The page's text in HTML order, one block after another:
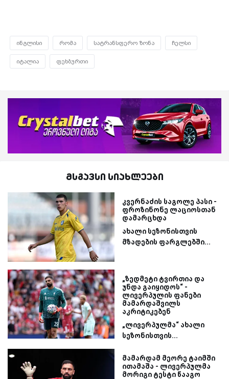
ინგლისი რომა სატრანსფერო ზონა ჩელსი
იტალია ფეხბურთი
მსგავსი სიახლეები
კვერნაძის საგოლე პასი -
ფროზინონე ლაციოსთან
დამარცხდა
ახალი სეზონისთვის
მზადების ფარგლებში...
„ზედმეტი ტვირთია და
უნდა გაიყიდოს“ -
ლივერპულის ფანები
მამარდაშვილს
აკრიტიკებენ
„ლივერპულმა“ ახალი
სეზონისთვის...
მამარდამ მეორე ტაიმში
ითამაშა - ლივერპულმა
მორიგი ტესტი წააგო